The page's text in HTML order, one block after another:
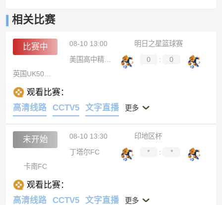
相关比赛
比赛中 08-10 13:00
明日之星篮球赛
美国高中精英选拔队
0 :
0
观看比赛：
高清线路
CCTV5 文字直播 更多
未开始 08-10 13:30
印地区杯
丁塔尔FC
* :
*
卡南FC
观看比赛：
高清线路
CCTV5 文字直播 更多